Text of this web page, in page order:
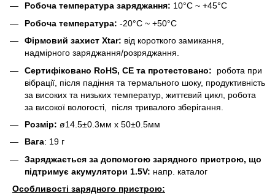
Робоча температура заряджання: 10°C ~ +45°C
Робоча температура: -20°C ~ +50°C
Фірмовий захист Xtar: від короткого замикання,
надмірного заряджання/розряджання.
Сертифіковано RoHS, CE та протестовано:
робота при
вібрації, після падіння та термального шоку, продуктивність
за високих та низьких температур, життєвий цикл, робота
за високої вологості, після тривалого зберігання.
Розмір: ø14.5±0.3мм х 50±0.5мм
Вага: 19 г
Заряджається за допомогою зарядного пристрою, що
підтримує акумулятори 1.5V: напр. каталог
Особливості зарядного пристрою: